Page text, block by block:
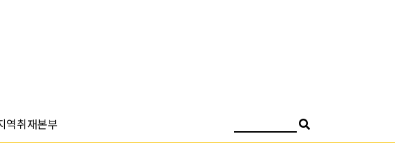
역취재본부